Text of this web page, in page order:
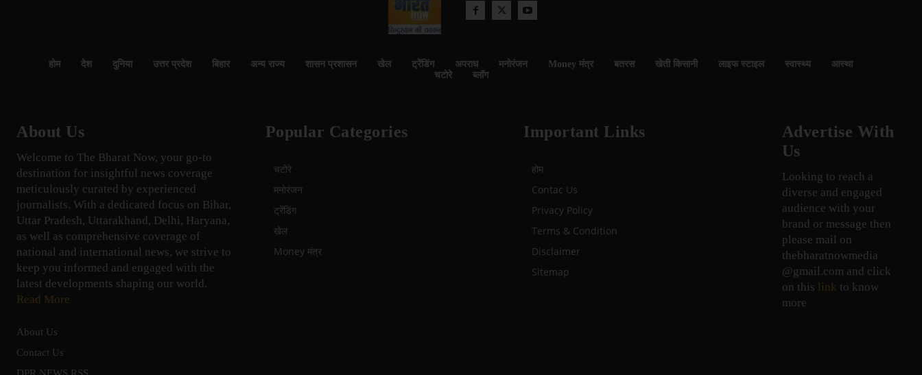
होम देश दुनिया उत्तर प्रदेश बिहार अन्य राज्य शासन प्रशासन खेल ट्रेंडिंग अपराध मनोरंजन Money मंत्र बतरस खेती किसानी लाइफ स्टाइल स्वास्थ्य
आस्था
चटोरे
ब्लॉग
About Us
Welcome to The Bharat Now, your go-to
destination for insightful news coverage
meticulously curated by experienced
journalists. With a dedicated focus on Bihar,
Uttar Pradesh, Uttarakhand, Delhi, Haryana,
as well as comprehensive coverage of
national and international news, we strive to
keep you informed and engaged with the
latest developments shaping our world.
Read More
About Us
Contact Us
Popular Categories
चटोरे
मनोरंजन
ट्रेंडिंग
खेल
Money मंत्र
Important Links
होम
Contac Us
Privacy Policy
Terms & Condition
Disclaimer
Sitemap
Advertise With
Us
Looking to reach a
diverse and engaged
audience with your
brand or message then
please mail on
thebharatnowmedia
@gmail.com and click
on this link to know
more